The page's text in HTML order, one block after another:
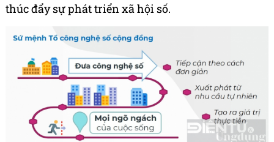
thúc đẩy sự phát triển xã hội số.